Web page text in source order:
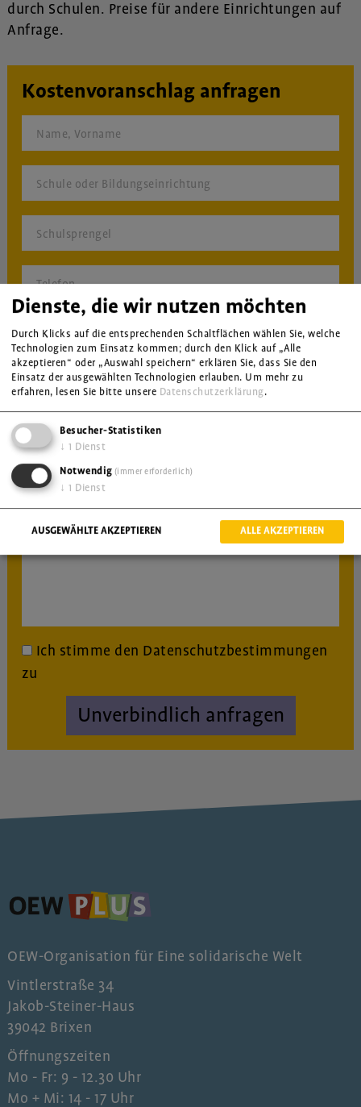
durch Schulen. Preise für andere Einrichtungen auf
Anfrage.
Kostenvoranschlag anfragen
Name, Vorname
Schule oder Bildungseinrichtung
Schulsprengel
Telefon
E-Mail
Klasse(n) und Anzahl Schüler*innen
Wunschtermin(e)
Nachricht
Ich stimme den Datenschutzbestimmungen
zu
Unverbindlich anfragen
OEW-Organisation für Eine solidarische Welt
Vintlerstraße 34
Jakob-Steiner-Haus
39042 Brixen
Öffnungszeiten
Mo - Fr: 9 - 12.30 Uhr
Mo + Mi: 14 - 17 Uhr
Dienste, die wir nutzen möchten
Durch Klicks auf die entsprechenden Schaltflächen wählen Sie, welche
Technologien zum Einsatz kommen; durch den Klick auf „Alle
akzeptieren“ oder „Auswahl speichern“ erklären Sie, dass Sie den
Einsatz der ausgewählten Technologien erlauben. Um mehr zu
erfahren, lesen Sie bitte unsere Datenschutzerklärung.
Besucher-Statistiken
↓ 1 Dienst
Notwendig (immer erforderlich)
↓ 1 Dienst
AUSGEWÄHLTE AKZEPTIEREN ALLE AKZEPTIEREN